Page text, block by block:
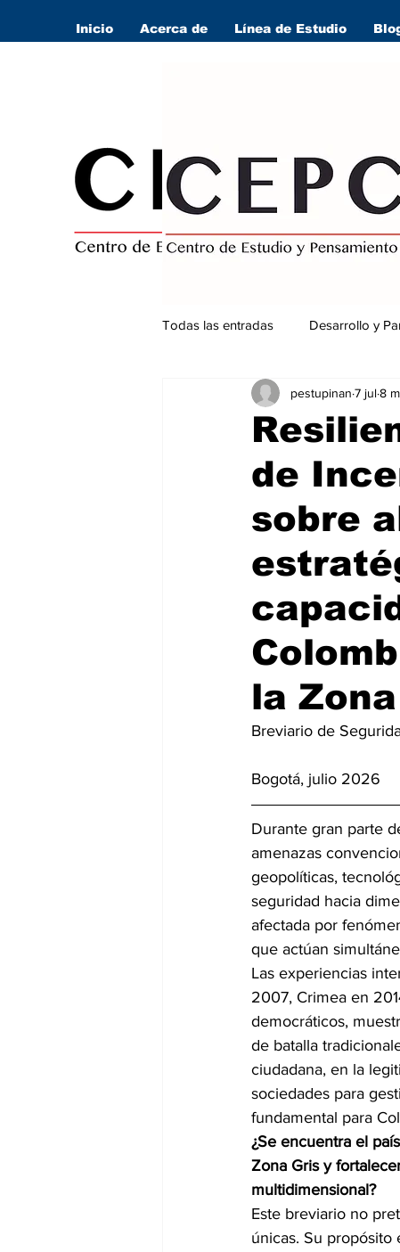
Inicio Acerca de Línea de Estudio
Todas las entradas Desarrollo y
Seguridad Ciudadana
de
sobre
la
pestupinan 7 jul8
Breviario de
Bogotá, julio 2026
Durante gran parte
amenazas
geopolíticas,
seguridad hacia
afectada por
que actúan
Las experiencias
2007, Crimea en
democráticos,
de batalla
ciudadana, en la
sociedades para
fundamental para
¿Se encuentra el
Zona Gris y
multidimensional?
Este breviario no
únicas. Su propósito